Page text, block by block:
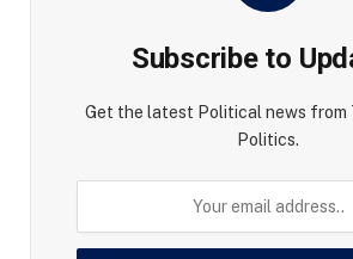
Subscribe to
Get the latest Political news from
Politics.